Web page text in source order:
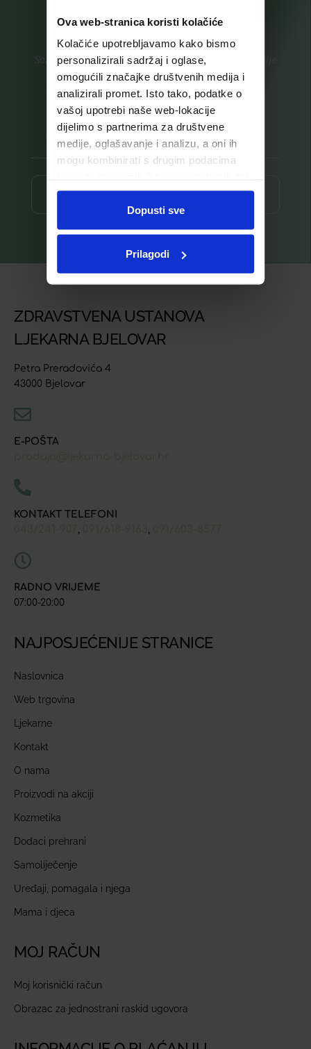
Ova web-stranica koristi kolačiće
Kolačiće upotrebljavamo kako bismo
personalizirali sadržaj i oglase,
omogućili značajke društvenih medija i
analizirali promet. Isto tako, podatke o
vašoj upotrebi naše web-lokacije
dijelimo s partnerima za društvene
medije, oglašavanje i analizu, a oni ih
mogu kombinirati s drugim podacima
ste upotrebljavali njihove usluge.
Dopusti sve
Prilagodi
Saznajte prvi za nove proizvode i ekskluzivne promocije
Prijavite se na listu za novosti
Prijava ⟶
ZDRAVSTVENA USTANOVA
LJEKARNA BJELOVAR
Petra Preradovića 4
43000 Bjelovar
E-POŠTA
KONTAKT TELEFONI
RADNO VRIJEME
07:00-20:00
NAJPOSJEĆENIJE STRANICE
Naslovnica
Web trgovina
Ljekarne
Kontakt
O nama
Proizvodi na akciji
Kozmetika
Dodaci prehrani
Samoliječenje
Uređaji, pomagala i njega
Mama i djeca
MOJ RAČUN
Moj korisnički račun
Obrazac za jednostrani raskid ugovora